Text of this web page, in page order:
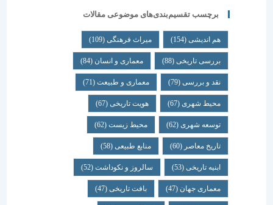
برچسب تقسیم‌بندی‌های موضوعی مقالات
هم اندیشی(154) میراث فرهنگی(109)
بررسی تاریخی(88) معماری و انسان(84)
نقد و بررسی (79) معماری و طبیعت (71)
محیط شهری(67) هویت تاریخی(67)
توسعه شهری(62) محیط زیست(62)
تاریخ معاصر(60) منابع طبیعی(58)
ابنیه تاریخی(53) سالروز و نکوداشت (52)
معماری جهان(47) بافت تاریخی(47)